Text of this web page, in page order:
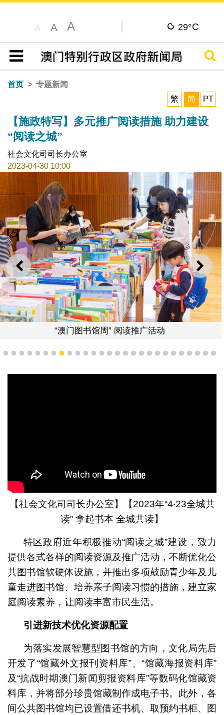
A A A 29°C
目录
搜寻
首页
专题新闻
繁
简 PT
【施政特写】多元推广阅读措施 助力建设
“阅读之城”
社会文化司司长办公室
2023-04-30 10:00
上一则 下一
“澳门图书馆周” 阅读推广活动
1 2 3 4 5 6 7 8 9 101112131415161718192021222324252627
【社会文化司司长办公室】【2023年“4‧23全城共
读” 拿起书本 全城共读】
特区政府近年积极推动“阅读之城”建设，致力
提供各式各样的阅读资源及推广活动，不断优化公
共图书馆软硬体设施，并推出多项鼓励青少年及儿
童走进图书馆、培养亲子阅读习惯的措施，建立家
庭阅读素养，让阅读丰富市民生活。
引进新技术优化资源配置
为落实发展智慧型图书馆的方向，文化局先后
开发了“馆藏外文报刊资料库”、“馆藏海报资料库”
及“抗战时期澳门新闻剪报资料库”等数码化馆藏资
料库，并将部分珍贵馆藏制作成电子书。此外，各
间公共图书馆均已设置借还书机、取预约书柜、图